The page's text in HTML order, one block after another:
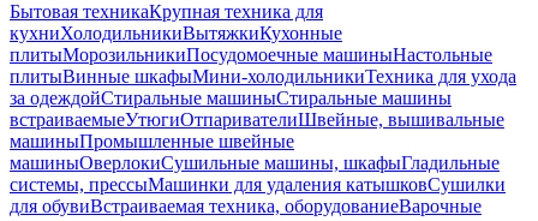
Бытовая техникаКрупная техника для
кухниХолодильникиВытяжкиКухонные
плитыМорозильникиПосудомоечные машиныНастольные
плитыВинные шкафыМини-холодильникиТехника для ухода
за одеждойСтиральные машиныСтиральные машины
встраиваемыеУтюгиОтпаривателиШвейные, вышивальные
машиныПромышленные швейные
машиныОверлокиСушильные машины, шкафыГладильные
системы, прессыМашинки для удаления катышковСушилки
для обувиВстраиваемая техника, оборудованиеВарочные